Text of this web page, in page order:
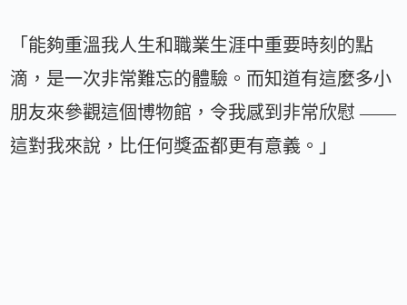
「能夠重溫我人生和職業生涯中重要時刻的點
滴，是一次非常難忘的體驗。而知道有這麼多小
朋友來參觀這個博物館，令我感到非常欣慰 ——
這對我來說，比任何獎盃都更有意義。」